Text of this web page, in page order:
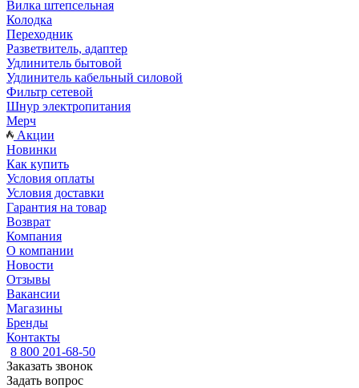
Вилка штепсельная
Колодка
Переходник
Разветвитель, адаптер
Удлинитель бытовой
Удлинитель кабельный силовой
Фильтр сетевой
Шнур электропитания
Мерч
Акции
Новинки
Как купить
Условия оплаты
Условия доставки
Гарантия на товар
Возврат
Компания
О компании
Новости
Отзывы
Вакансии
Магазины
Бренды
Контакты
8 800 201-68-50
Заказать звонок
Задать вопрос